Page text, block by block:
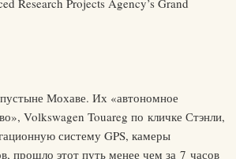
Research Projects Agency’s Grand
Мохаве. Их «автономное
Volkswagen Touareg по кличке Стэнли,
систему GPS, камеры
прошло этот путь менее чем за 7 часов